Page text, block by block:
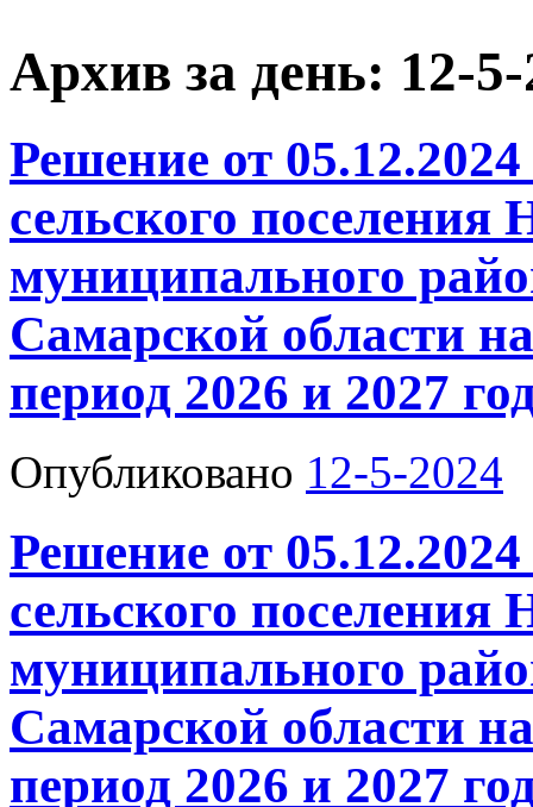
Архив за день: 12-
Решение от
сельского
муниципального
Самарской области
период 2026 и 2027
Опубликовано 12-5-2024
Решение от
сельского
муниципального
Самарской области
период 2026 и 2027